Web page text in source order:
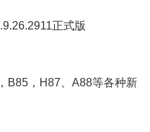
正式版
B85，H87、A88等各种新